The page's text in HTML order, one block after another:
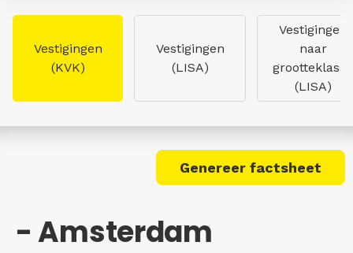
Vestigingen
(KVK)
Vestigingen
(LISA)
Vestigingen
naar
grootteklasse
(LISA)
Genereer factsheet
- Amsterdam